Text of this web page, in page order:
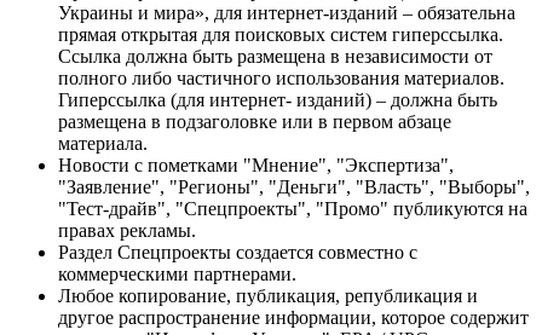
Украины и мира», для интернет-изданий – обязательна
прямая открытая для поисковых систем гиперссылка.
Ссылка должна быть размещена в независимости от
полного либо частичного использования материалов.
Гиперссылка (для интернет- изданий) – должна быть
размещена в подзаголовке или в первом абзаце
материала.
Новости с пометками "Мнение", "Экспертиза",
"Заявление", "Регионы", "Деньги", "Власть", "Выборы",
"Тест-драйв", "Спецпроекты", "Промо" публикуются на
правах рекламы.
Раздел Спецпроекты создается совместно с
коммерческими партнерами.
Любое копирование, публикация, републикация и
другое распространение информации, которое содержит